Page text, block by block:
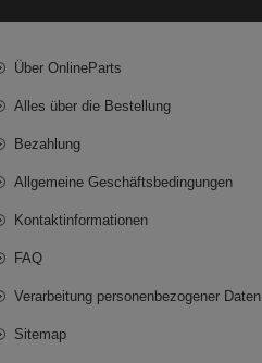
Über OnlineParts
Alles über die Bestellung
Bezahlung
Allgemeine Geschäftsbedingungen
Kontaktinformationen
FAQ
Verarbeitung personenbezogener Daten
Sitemap